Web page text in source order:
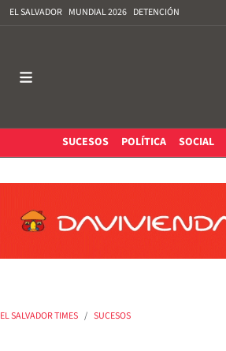
EL SALVADOR MUNDIAL 2026 DETENCIÓN
SUCESOS
POLÍTICA SOCIAL
EL SALVADOR TIMES SUCESOS